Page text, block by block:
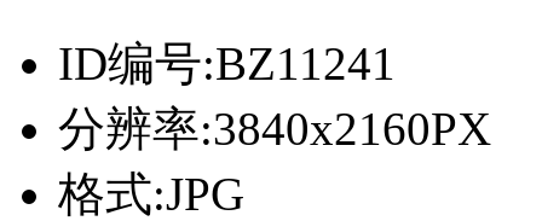
ID编号:BZ11241
分辨率:3840x2160PX
格式:JPG